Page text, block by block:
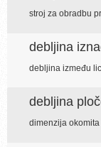
stroj za obradbu
debljina
debljina između
debljina
dimenzija